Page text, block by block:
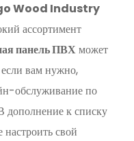
Wood Industry
ассортимент
панель ПВХможет
если вам нужно,
обслуживание по
дополнение к списку
свой